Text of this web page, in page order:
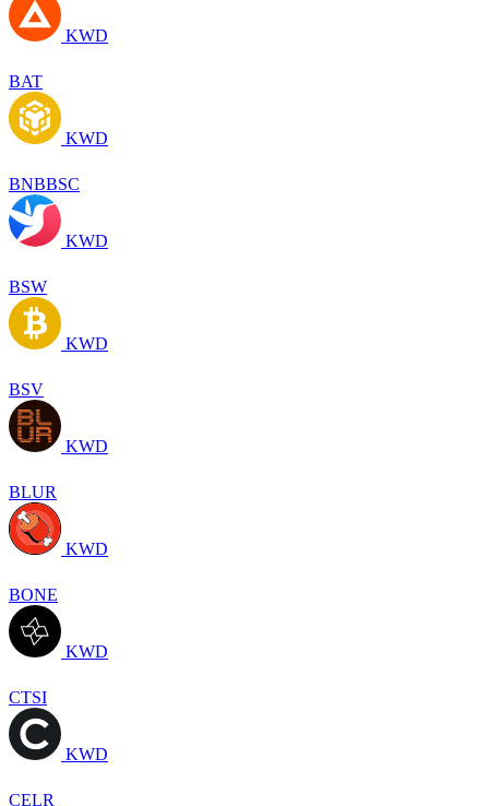
KWD
BAT
KWD
BNBBSC
KWD
BSW
KWD
BSV
KWD
BLUR
KWD
BONE
KWD
CTSI
KWD
CELR